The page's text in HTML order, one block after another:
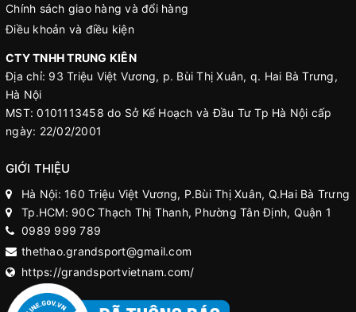
Chính sách giao hàng và đổi hàng
Điều khoản và điều kiện
CTY TNHH TRUNG KIÊN
Địa chỉ: 93 Triệu Việt Vương, p. Bùi Thị Xuân, q. Hai Bà Trưng,
Hà Nội
MST: 0101113458 do Sở Kế Hoạch và Đầu Tư Tp Hà Nội cấp
ngày: 22/02/2001
GIỚI THIỆU
Hà Nội: 160 Triệu Việt Vương, P.Bùi Thị Xuân, Q.Hai Bà Trưng
Tp.HCM: 90C Thạch Thị Thanh, Phường Tân Định, Quận 1
0989 999 789
thethao.grandsport@gmail.com
https://grandsportvietnam.com/